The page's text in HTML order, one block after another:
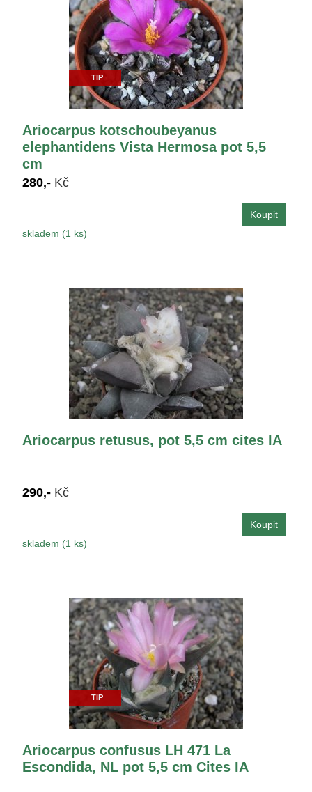
TIP
Ariocarpus kotschoubeyanus
elephantidens Vista Hermosa pot 5,5
cm
280,- Kč
skladem (1 ks)
Ariocarpus retusus, pot 5,5 cm cites IA
290,- Kč
skladem (1 ks)
TIP
Ariocarpus confusus LH 471 La
Escondida, NL pot 5,5 cm Cites IA